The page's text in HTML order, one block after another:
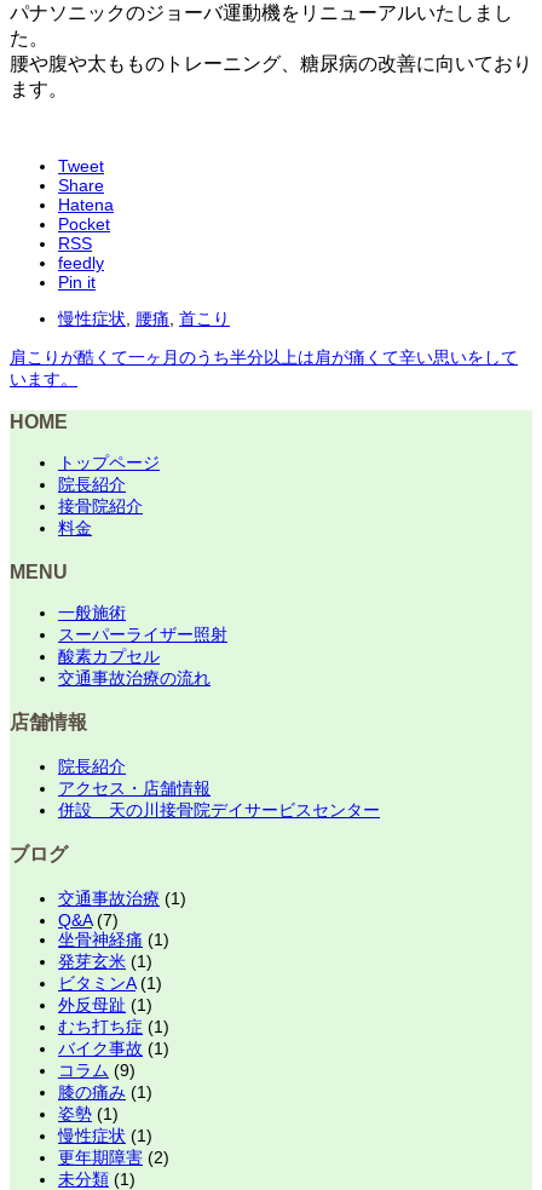
パナソニックのジョーバ運動機をリニューアルいたしまし
た。
腰や腹や太もものトレーニング、糖尿病の改善に向いており
ます。
Tweet
Share
Hatena
Pocket
RSS
feedly
Pin it
慢性症状
腰痛 首こり
肩こりが酷くて一ヶ月のうち半分以上は肩が痛くて辛い思いをして
います。
HOME
トップページ
院長紹介
接骨院紹介
料金
MENU
一般施術
スーパーライザー照射
酸素カプセル
交通事故治療の流れ
店舗情報
院長紹介
アクセス・店舗情報
併設 天の川接骨院デイサービスセンター
ブログ
交通事故治療 (1)
Q&A(7)
坐骨神経痛 (1)
発芽玄米 (1)
ビタミンA(1)
外反母趾 (1)
むち打ち症 (1)
バイク事故 (1)
コラム (9)
膝の痛み (1)
姿勢 (1)
慢性症状 (1)
更年期障害 (2)
未分類 (1)